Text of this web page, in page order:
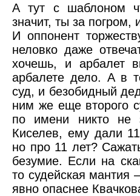
А тут с шаблоном
значит, ты за погром,
И оппонент
неловко даже
хочешь, и арбалет
арбалете дело. А в
суд, и безобидный
ним же еще второго
по имени никто не
Киселев, ему дали
но про 11 лет?
безумие. Если на
то судейская
явно опаснее